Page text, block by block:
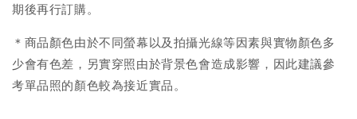
期後再行訂購。
＊商品顏色由於不同螢幕以及拍攝光線等因素與實物顏色多
少會有色差，另實穿照由於背景色會造成影響，因此建議參
考單品照的顏色較為接近實品。